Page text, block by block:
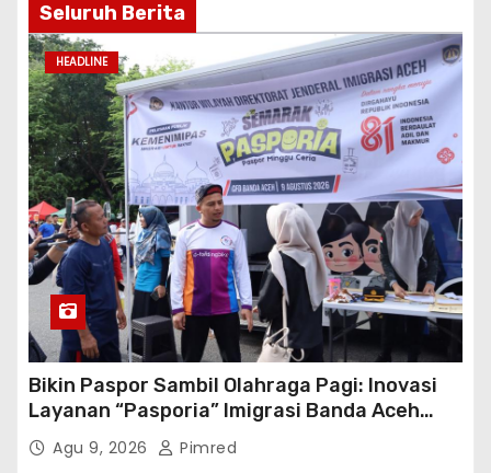
Seluruh Berita
HEADLINE
Bikin Paspor Sambil Olahraga Pagi: Inovasi
Layanan “Pasporia” Imigrasi Banda Aceh
Buat CFD Makin Ceria
Agu 9, 2026 Pimred